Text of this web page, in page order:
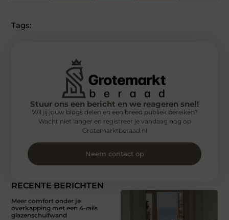
Tags:
RECENTE BERICHTEN
Meer comfort onder je
overkapping met een 4-rails
glazenschuifwand
Stuur ons een bericht en we reageren snel!
Wil jij jouw blogs delen en een breed publiek bereiken?
Wacht niet langer en registreer je vandaag nog op
Grotemarktberaad.nl
Neem contact op